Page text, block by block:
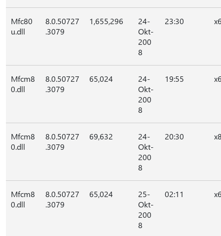
Mfc80
u.dll
8.0.50727
.3079
1,655,296
24-
Okt-
200
8
23:30
Mfcm8
0.dll
8.0.50727
.3079
65,024
24-
Okt-
200
8
19:55
Mfcm8
0.dll
8.0.50727
.3079
69,632
24-
Okt-
200
8
20:30
Mfcm8
0.dll
8.0.50727
.3079
65,024
25-
Okt-
200
8
02:11